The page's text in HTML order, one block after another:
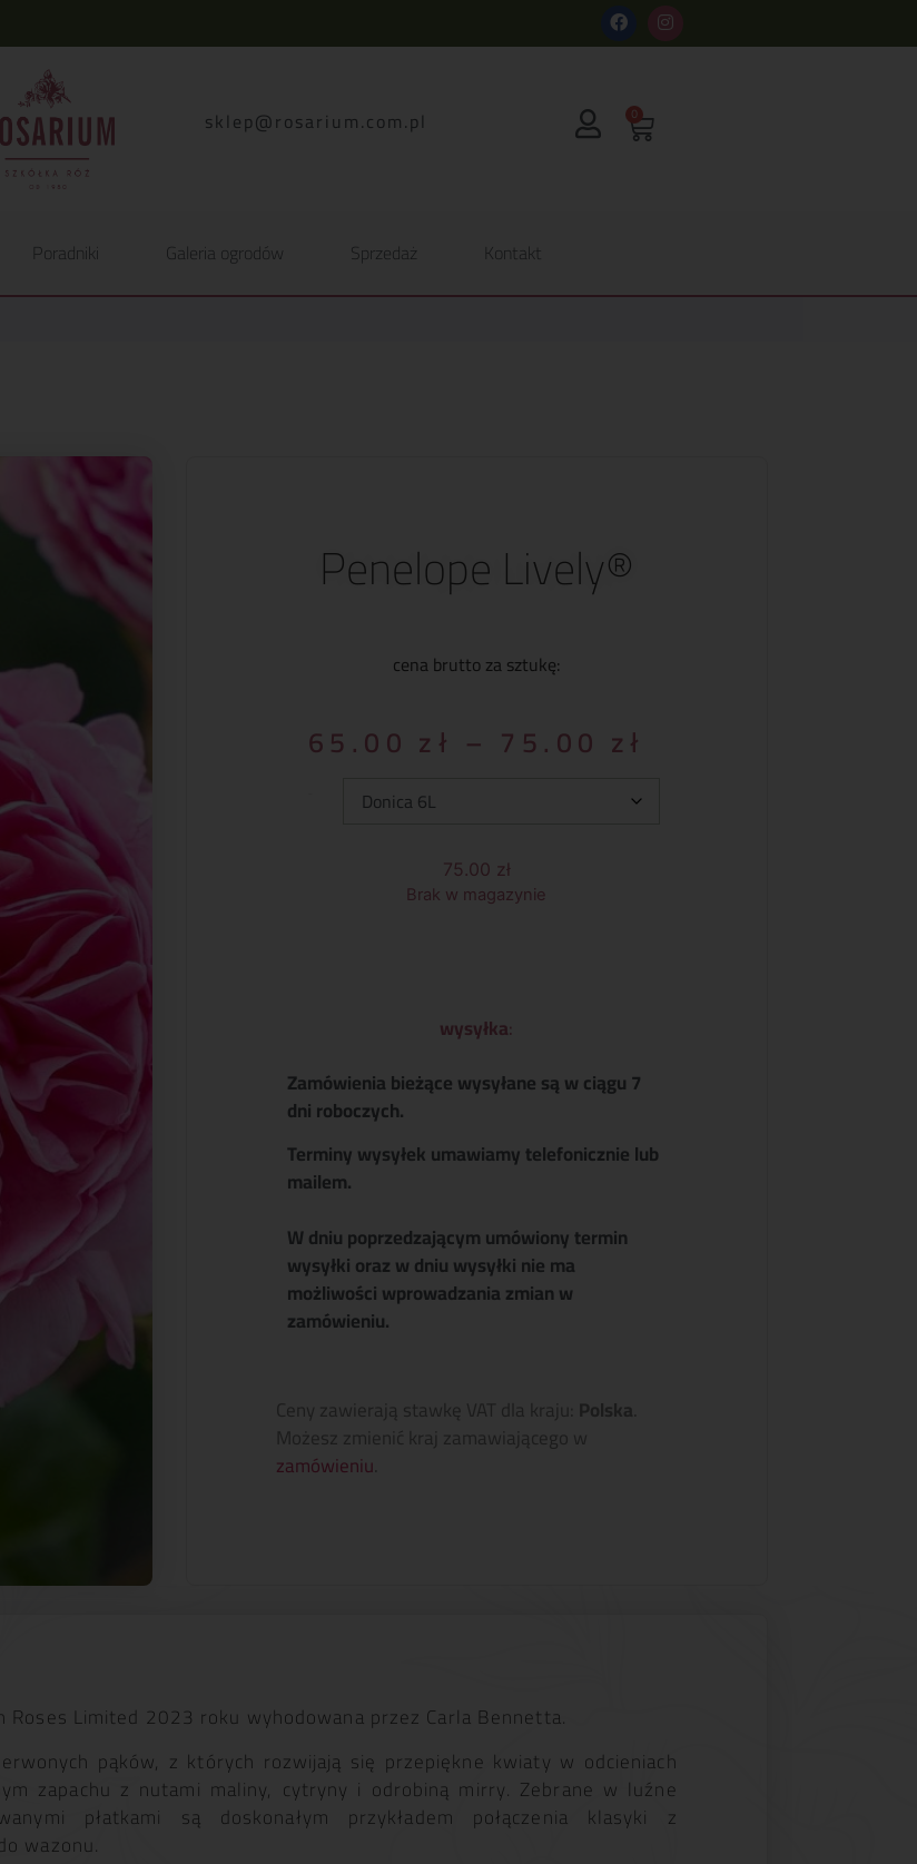
lp.moc.muirasor@pelks 0
Poradniki Galeria ogrodów Sprzedaż Kontakt
Penelope Lively®
cena brutto za sztukę:
65.00 zł – 75.00 zł
75.00 zł
Brak w magazynie
wysyłka:
Zamówienia bieżące wysyłane są w ciągu 7
dni roboczych.
Terminy wysyłek umawiamy telefonicznie lub
mailem.
W dniu poprzedzającym umówiony termin
wysyłki oraz w dniu wysyłki nie ma
możliwości wprowadzania zmian w
zamówieniu.
Ceny zawierają stawkę VAT dla kraju: Polska
Możesz zmienić kraj zamawiającego w
zamówieniu
Limited 2023 roku wyhodowana przez Carla Bennetta.
pąków, z których rozwijają się przepiękne kwiaty w odcieniach
zapachu z nutami maliny, cytryny i odrobiną mirry. Zebrane w luźne
płatkami są doskonałym przykładem połączenia klasyki z
wazonu.